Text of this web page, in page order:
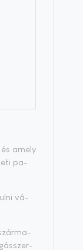
amely
pa­
vá­